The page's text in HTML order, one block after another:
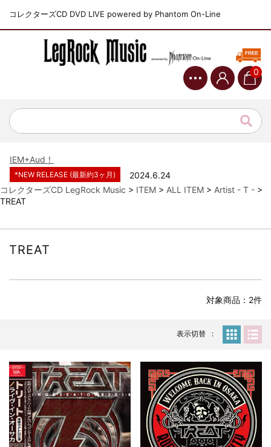
コレクターズCD DVD LIVE powered by Phantom On-Line
0
ジャーニー / 1979年5月8+9日 コロラド州 2公演 SBD 完全収録！
NGHFB / 2024年7月28日 フジロック’24公演 超高音質AI-SBD！
*NEW RELEASE (最新約3ヶ月)
2024.8.24
IEM+Aud！
*NEW RELEASE (最新約3ヶ月)
2024.6.24
ビリー・ジョエル / 2024年3月24日 100Aniv. 米M.S.G公演 完全
収録！
リアム・ギャラガー / 2024年6月3日 カーディフ公演 IEM/AUD 完
*NEW RELEASE (最新約3ヶ月)
マネスキン / 2024年6月9日 ドイツ ROCK AM RING 公演 FHD 完
リアム・ギャラガー / 2024年6月1日 英国シェフィールド公演 完
*NEW RELEASE (最新約3ヶ月)
2024.6.9
メガデス / 2023年8月4日 ドイツ W.O.A. 公演 FHD 完全収録！
*NEW RELEASE (最新約3ヶ月)
2024.6.9
ユーライア・ヒープ / 2023年8月3日 ドイツ W.O.A. 公演 FHD 完
全収録！
*NEW RELEASE (最新約3ヶ月)
2024.6.9
コレクターズCD LegRock Music > ITEM > ALL ITEM > Artist - T - >
TREAT
TREAT
対象商品：2件
表示切替